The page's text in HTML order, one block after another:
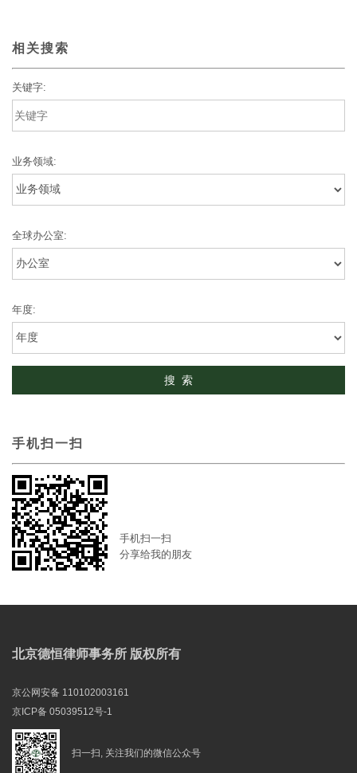
相关搜索
关键字:
业务领域:
全球办公室:
年度:
手机扫一扫
手机扫一扫
分享给我的朋友
北京德恒律师事务所 版权所有
京公网安备 110102003161
京ICP备 05039512号-1
扫一扫, 关注我们的微信公众号